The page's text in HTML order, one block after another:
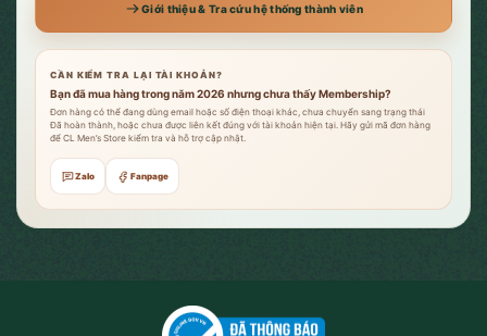
Giới thiệu & Tra cứu hệ thống thành viên
CẦN KIỂM TRA LẠI TÀI KHOẢN?
Bạn đã mua hàng trong năm 2026 nhưng chưa thấy Membership?
Đơn hàng có thể đang dùng email hoặc số điện thoại khác, chưa chuyển sang trạng thái
Đã hoàn thành, hoặc chưa được liên kết đúng với tài khoản hiện tại. Hãy gửi mã đơn hàng
để CL Men’s Store kiểm tra và hỗ trợ cập nhật.
Zalo Fanpage